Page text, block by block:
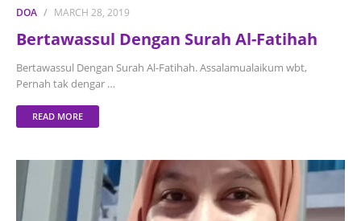
DOA MARCH 28, 2019
Bertawassul Dengan Surah Al-Fatihah
Bertawassul Dengan Surah Al-Fatihah. Assalamualaikum wbt,
Pernah tak dengar …
READ MORE